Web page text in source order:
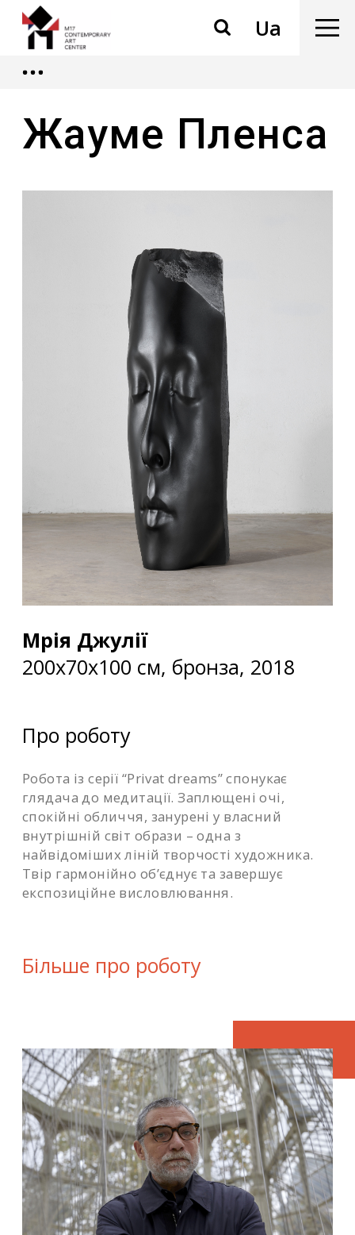
Ua
Жауме Пленса
Мрія Джулії
200х70х100 см, бронза, 2018
Про роботу
Робота із серії “Privat dreams” спонукає
глядача до медитації. Заплющені очі,
спокійні обличчя, занурені у власний
внутрішній світ образи – одна з
найвідоміших ліній творчості художника.
Твір гармонійно об’єднує та завершує
експозиційне висловлювання.
Більше про роботу